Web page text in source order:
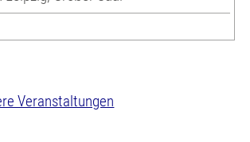
Veranstaltungen